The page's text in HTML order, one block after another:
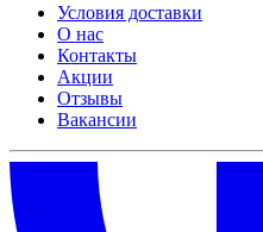
Условия доставки
О нас
Контакты
Акции
Отзывы
Вакансии